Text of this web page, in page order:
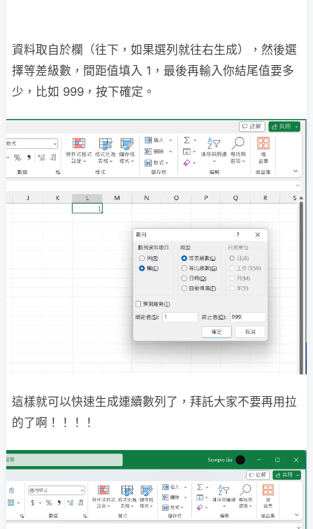
資料取自於欄（往下，如果選列就往右生成），然後選
擇等差級數，間距值填入 1，最後再輸入你結尾值要多
少，比如 999，按下確定。
這樣就可以快速生成連續數列了，拜託大家不要再用拉
的了啊！！！！